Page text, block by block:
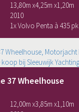
13,80m x4,25m x1,20m
2010
1x Volvo Penta à 435 pk
37 Wheelhouse
12,00m x3,85m x1,10m